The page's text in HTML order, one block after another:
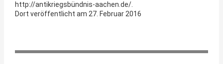
http://antikriegsbündnis-aachen.de/.
Dort veröffentlicht am 27. Februar 2016